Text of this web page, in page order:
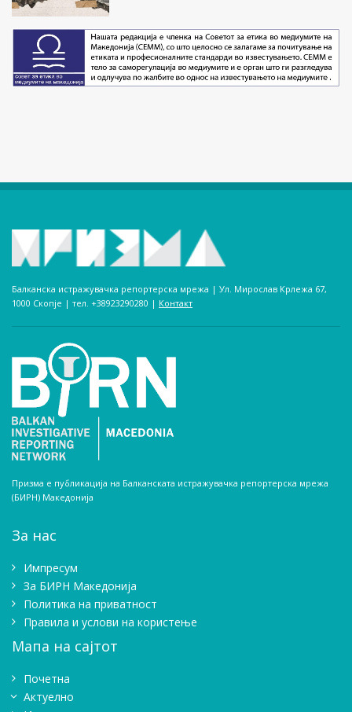
Балканска истражувачка репортерска мрежа | Ул. Мирослав Крлежа 67,
1000 Скопје | тел. +38923290280­ | Контакт
Призма е публикација на Балканската истражувачка репортерска мрежа
(БИРН) Македонија
За нас
Импресум
Зa БИРН Македонија
Политика на приватност
Правила и услови на користење
Мапа на сајтот
Почетна
Актуелно